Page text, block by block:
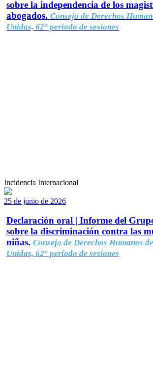
sobre la independencia de los
abogados. Consejo de Derechos
Unidas, 62° período de sesiones
Incidencia Internacional
25 de junio de 2026
Declaración oral | Informe del
sobre la discriminación contra las
niñas. Consejo de Derechos Humanos
Unidas, 62° período de sesiones